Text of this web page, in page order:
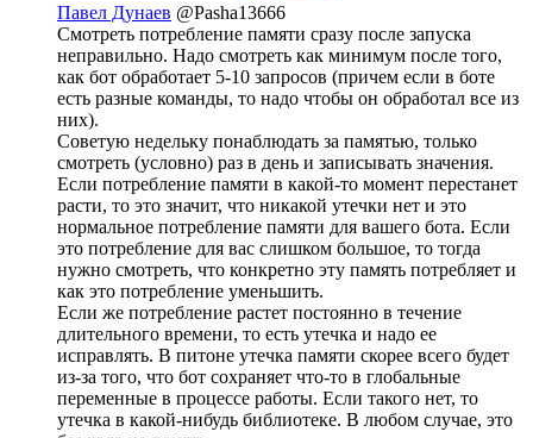
Павел Дунаев @Pasha13666
Смотреть потребление памяти сразу после запуска
неправильно. Надо смотреть как минимум после того,
как бот обработает 5-10 запросов (причем если в боте
есть разные команды, то надо чтобы он обработал все из
них).
Советую недельку понаблюдать за памятью, только
смотреть (условно) раз в день и записывать значения.
Если потребление памяти в какой-то момент перестанет
расти, то это значит, что никакой утечки нет и это
нормальное потребление памяти для вашего бота. Если
это потребление для вас слишком большое, то тогда
нужно смотреть, что конкретно эту память потребляет и
как это потребление уменьшить.
Если же потребление растет постоянно в течение
длительного времени, то есть утечка и надо ее
исправлять. В питоне утечка памяти скорее всего будет
из-за того, что бот сохраняет что-то в глобальные
переменные в процессе работы. Если такого нет, то
утечка в какой-нибудь библиотеке. В любом случае, это